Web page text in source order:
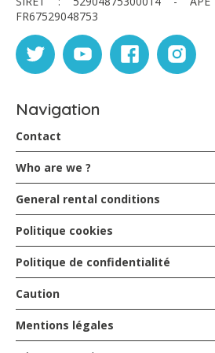
Seul bémol qui n'est pas lié à la
bars animés) mais permet de
la Martinique
reber - March 2016
endroit super. vue magnifique,
accueil très agréable et disponibilité.
Prévoir 4x4 pour le chemin
coup).
on espère revenir
Lamarque - March 2015
maison, le lieux, la vue, l'accueil
FR67529048753
Navigation
Contact
Who are we ?
General rental conditions
Politique cookies
Politique de confidentialité
Caution
Mentions légales